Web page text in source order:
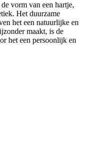
vorm van een hartje,
Het duurzame
het een natuurlijke en
maakt, is de
het een persoonlijk en